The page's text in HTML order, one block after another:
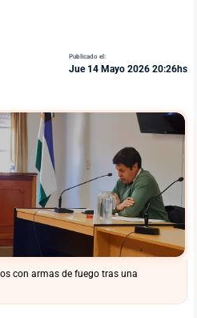
Publicado el:
Jue 14 Mayo 2026 20:26hs
con armas de fuego tras una